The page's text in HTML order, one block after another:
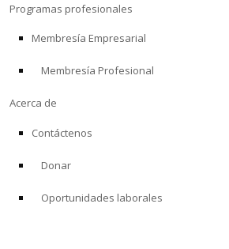
Programas profesionales
Membresía Empresarial
Membresía Profesional
Acerca de
Contáctenos
Donar
Oportunidades laborales